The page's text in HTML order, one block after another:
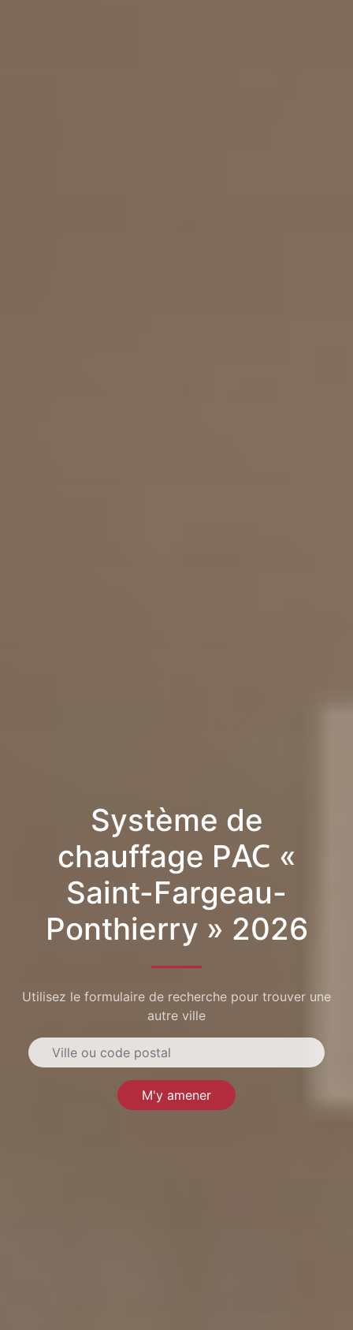
Système de
chauffage PAC «
Saint-Fargeau-
Ponthierry » 2026
Utilisez le formulaire de recherche pour trouver une
autre ville
M'y amener